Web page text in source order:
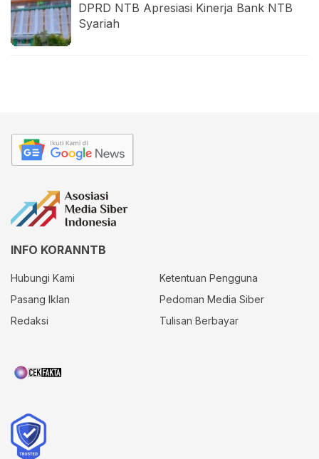
DPRD NTB Apresiasi Kinerja Bank NTB
Syariah
INFO KORANNTB
Hubungi Kami
Ketentuan Pengguna
Pasang Iklan
Pedoman Media Siber
Redaksi
Tulisan Berbayar